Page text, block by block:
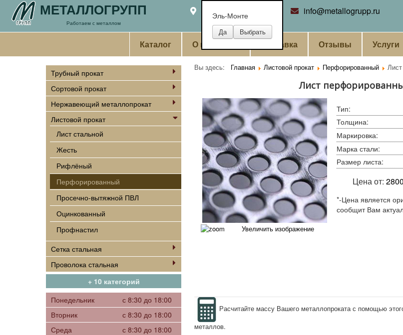
МЕТАЛЛОГРУПП
Работаем с металлом
Екатеринбург info@metallogrupp.ru
Каталог О компании Доставка Отзывы Услуги
Трубный прокат
Сортовой прокат
Нержавеющий металлопрокат
Листовой прокат
Лист стальной
Жесть
Рифлёный
Перфорированный
Просечно-вытяжной ПВЛ
Оцинкованный
Профнастил
Сетка стальная
Проволока стальная
+ 10 категорий
Понедельник
с 8:30 до 18:00
Вторник
с 8:30 до 18:00
Среда
с 8:30 до 18:00
Вы здесь: Главная Листовой прокат Перфорированный
Лист
Увеличить изображение
Тип:
Толщина:
Маркировка:
Марка стали:
Размер листа:
Цена от:2800
*-Цена является
сообщит Вам
Расчитайте массу Вашего металлопроката с помощью
металлов.
Эль-Монте